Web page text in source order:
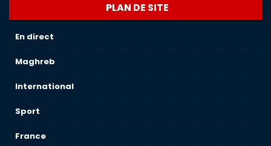
PLAN DE SITE
En direct
Maghreb
International
Sport
France